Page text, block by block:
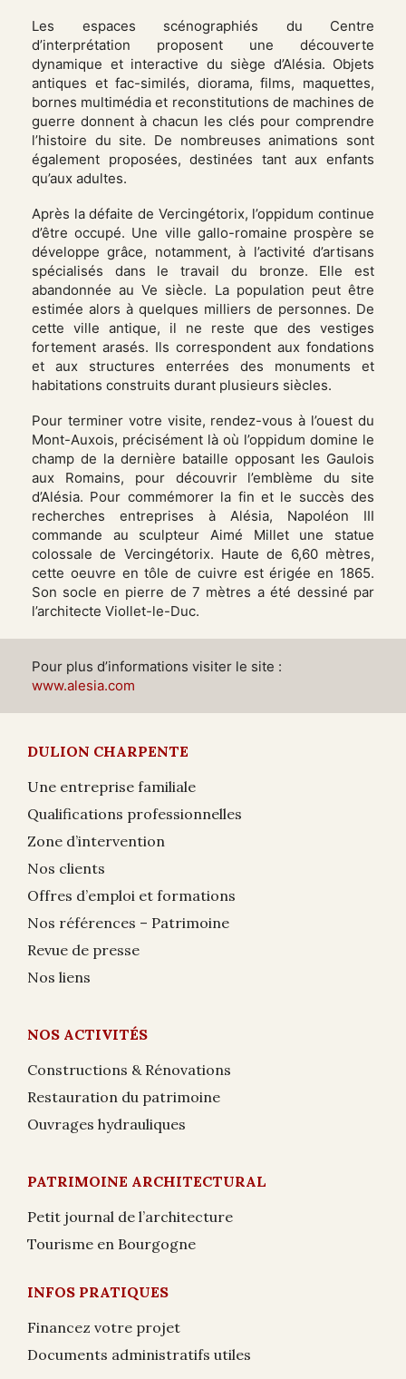
Les espaces scénographiés du Centre
d’interprétation proposent une découverte
dynamique et interactive du siège d’Alésia. Objets
antiques et fac-similés, diorama, films, maquettes,
bornes multimédia et reconstitutions de machines de
guerre donnent à chacun les clés pour comprendre
l’histoire du site. De nombreuses animations sont
également proposées, destinées tant aux enfants
qu’aux adultes.
Après la défaite de Vercingétorix, l’oppidum continue
d’être occupé. Une ville gallo-romaine prospère se
développe grâce, notamment, à l’activité d’artisans
spécialisés dans le travail du bronze. Elle est
abandonnée au Ve siècle. La population peut être
estimée alors à quelques milliers de personnes. De
cette ville antique, il ne reste que des vestiges
fortement arasés. Ils correspondent aux fondations
et aux structures enterrées des monuments et
habitations construits durant plusieurs siècles.
Pour terminer votre visite, rendez-vous à l’ouest du
Mont-Auxois, précisément là où l’oppidum domine le
champ de la dernière bataille opposant les Gaulois
aux Romains, pour découvrir l’emblème du site
d’Alésia. Pour commémorer la fin et le succès des
recherches entreprises à Alésia, Napoléon III
commande au sculpteur Aimé Millet une statue
colossale de Vercingétorix. Haute de 6,60 mètres,
cette oeuvre en tôle de cuivre est érigée en 1865.
Son socle en pierre de 7 mètres a été dessiné par
l’architecte Viollet-le-Duc.
Pour plus d’informations visiter le site :
www.alesia.com
DULION CHARPENTE
Une entreprise familiale
Qualifications professionnelles
Zone d’intervention
Nos clients
Offres d’emploi et formations
Nos références – Patrimoine
Revue de presse
Nos liens
NOS ACTIVITÉS
Constructions & Rénovations
Restauration du patrimoine
Ouvrages hydrauliques
PATRIMOINE ARCHITECTURAL
Petit journal de l’architecture
Tourisme en Bourgogne
INFOS PRATIQUES
Financez votre projet
Documents administratifs utiles